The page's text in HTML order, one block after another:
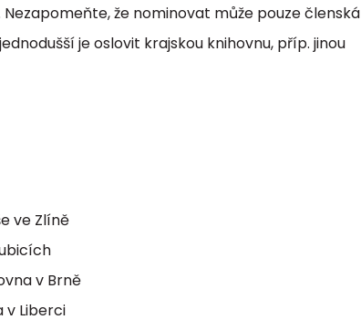
Nezapomeňte, že nominovat může pouze členská
je oslovit krajskou knihovnu, příp. jinou
ve Zlíně
v Brně
v Liberci